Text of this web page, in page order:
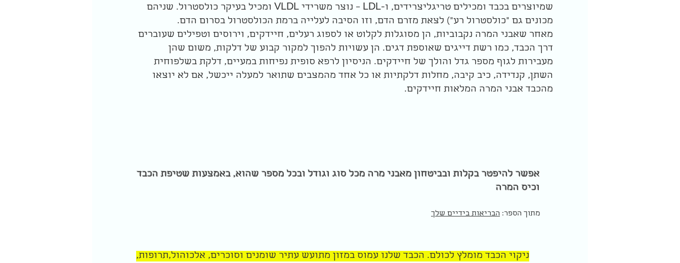
אפשר להיפטר בקלות ובביטחון מאבני מרה מכל סוג וגודל ובכל מספר שהוא, באמצעות שטיפת הכבד
וכיס המרה
מתוך הספר: הבריאות בידיים שלך
ניקוי הכבד מומלץ לכולם. הכבד שלנו עמוס במזון מתועש עתיר שומנים וסוכרים, אלכוהול,תרופות,
שמיוצרים בכבד ומכילים טריגליצרידים, ו-LDL – נוצר משרידי VLDL ומכיל בעיקר כולסטרול. שניהם
מכונים גם "כולסטרול רע") לצאת מזרם הדם, וזו הסיבה לעלייה ברמת הכולסטרול בסרום הדם.
מאחר שאבני המרה נקבוביות, הן מסוגלות לקלוט או לספוג רעלים, חיידקים, וירוסים וטפילים שעוברים
דרך הכבד, כמו רשת דייגים שאוספת דגים. הן עשויות להפוך למקור קבוע של דלקות, משום שהן
מעבירות לגוף מספר גדל והולך של חיידקים. הניסיון לרפא סופית נפיחות במעיים, דלקת בשלפוחית
השתן, קנדידה, כיב קיבה, מחלות דלקתיות או כל אחד מהמצבים שתואר למעלה ייכשל, אם לא יוצאו
מהכבד אבני המרה המלאות חיידקים.